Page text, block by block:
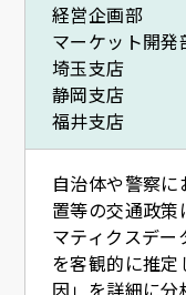
経営企画部
マーケット開発
埼玉支店
静岡支店
福井支店
自治体や警察
置等の交通政
マティクスデー
を客観的に推
因」を詳細に